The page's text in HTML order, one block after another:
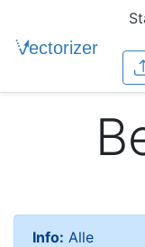
Info: Alle